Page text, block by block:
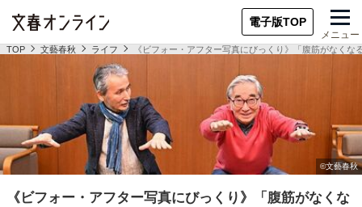
電子版TOP
メニュー
TOP 文藝春秋 ライフ 《ビフォー・アフター写真にびっくり》「腹筋がなく
《ビフォー・アフター写真にびっくり》「腹筋がなくな